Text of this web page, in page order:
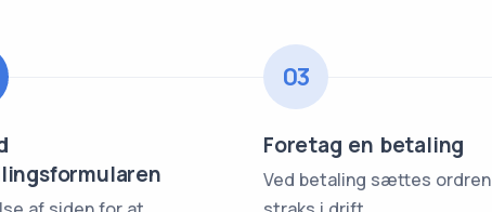
03
Foretag en betaling
Ved betaling sættes ordren